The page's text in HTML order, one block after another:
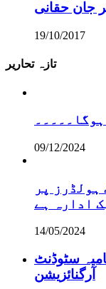
جان حقانی
19/10/2017
تازہ تحاریر
09/12/2024
پر
ادارہ ہے
14/05/2024
سٹوڈنٹ
آرگنائزیشن